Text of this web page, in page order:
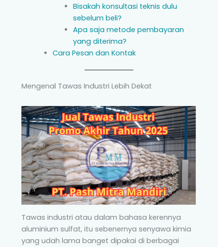
Bisakah konsultasi teknis dulu
sebelum beli?
Apa saja metode pembayaran
yang diterima?
Cara Pesan dan Kontak
Mengenal Tawas Industri Lebih Dekat
Tawas industri atau dalam bahasa kerennya
aluminium sulfat, itu sebenernya senyawa kimia
yang udah lama banget dipakai di berbagai